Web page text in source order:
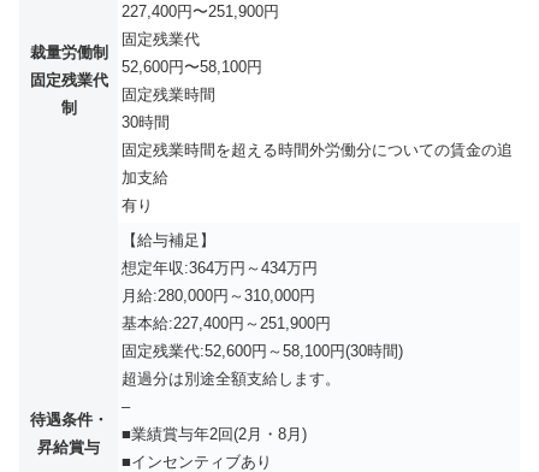
裁量労働制
固定残業代
制
227,400円〜251,900円
固定残業代
52,600円〜58,100円
固定残業時間
30時間
固定残業時間を超える時間外労働分についての賃金の追
加支給
有り
待遇条件・
昇給賞与
【給与補足】
想定年収:364万円～434万円
月給:280,000円～310,000円
基本給:227,400円～251,900円
固定残業代:52,600円～58,100円(30時間)
超過分は別途全額支給します。
–
■業績賞与年2回(2月・8月)
■インセンティブあり